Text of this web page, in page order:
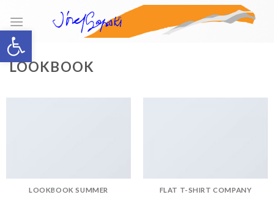
Open toolbar
content
LOOKBOOK
LOOKBOOK SUMMER FLAT T-SHIRT COMPANY